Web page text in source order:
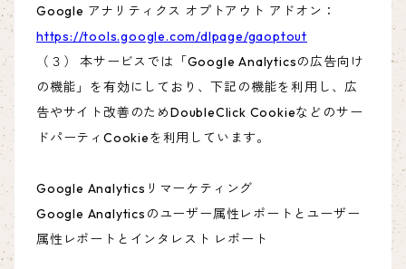
Google アナリティクス オプトアウト アドオン：
https://tools.google.com/dlpage/gaoptout
（３） 本サービスでは「Google Analyticsの広告向け
の機能」を有効にしており、下記の機能を利用し、広
告やサイト改善のためDoubleClick Cookieなどのサー
ドパーティCookieを利用しています。
Google Analyticsリマーケティング
Google Analyticsのユーザー属性レポートとユーザー
属性レポートとインタレスト レポート